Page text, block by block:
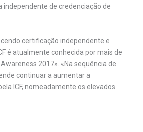
de credenciação de
certificação independente e
é atualmente conhecida por mais de
2017». «Na sequência de
continuar a aumentar a
ICF, nomeadamente os elevados